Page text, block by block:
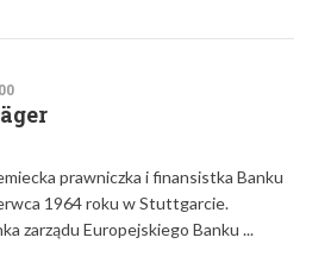
prawniczka i finansistka Banku
1964 roku w Stuttgarcie.
zarządu Europejskiego Banku ...